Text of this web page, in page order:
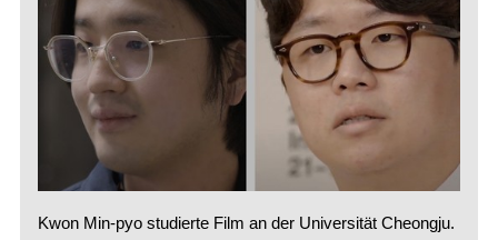
Kwon Min-pyo studierte Film an der Universität Cheongju.